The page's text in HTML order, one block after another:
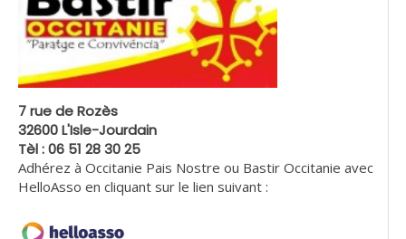
7 rue de Rozès
32600 L'Isle-Jourdain
Tèl : 06 51 28 30 25
Adhérez à Occitanie Pais Nostre ou Bastir Occitanie avec
HelloAsso en cliquant sur le lien suivant :